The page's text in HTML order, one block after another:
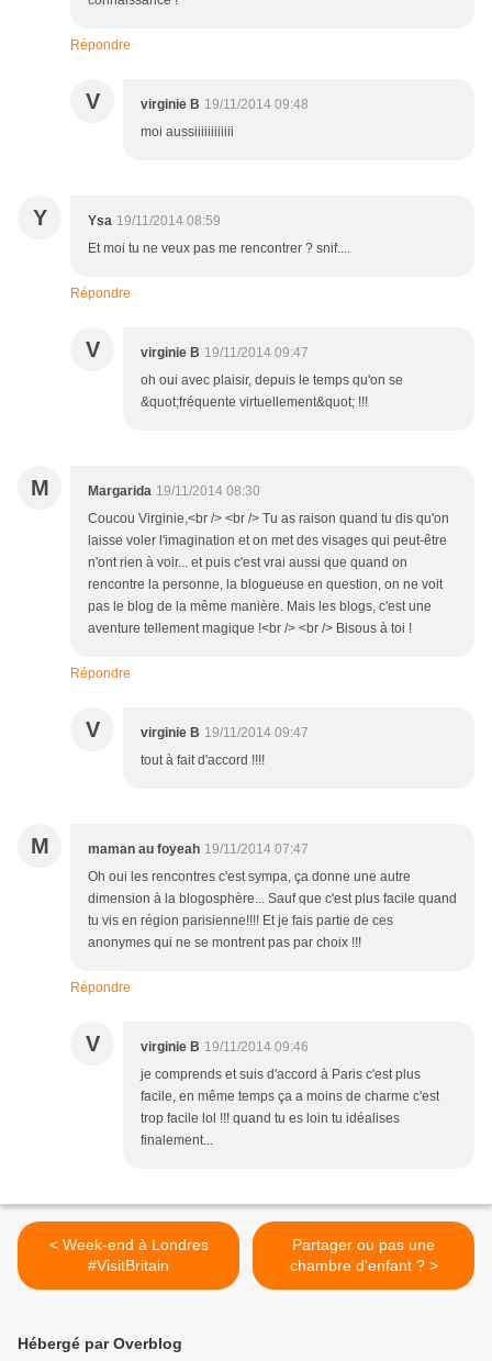
Répondre
V virginie B 19/11/2014 09:48
moi aussiiiiiiiiiiii
Y Ysa 19/11/2014 08:59
Et moi tu ne veux pas me rencontrer ? snif....
Répondre
V virginie B 19/11/2014 09:47
oh oui avec plaisir, depuis le temps qu'on se
&quot;fréquente virtuellement&quot; !!!
M Margarida 19/11/2014 08:30
Coucou Virginie,<br /> <br /> Tu as raison quand tu dis qu'on
laisse voler l'imagination et on met des visages qui peut-être
n'ont rien à voir... et puis c'est vrai aussi que quand on
rencontre la personne, la blogueuse en question, on ne voit
pas le blog de la même manière. Mais les blogs, c'est une
aventure tellement magique !<br /> <br /> Bisous à toi !
Répondre
V virginie B 19/11/2014 09:47
tout à fait d'accord !!!!
M maman au foyeah 19/11/2014 07:47
Oh oui les rencontres c'est sympa, ça donne une autre
dimension à la blogosphère... Sauf que c'est plus facile quand
tu vis en région parisienne!!!! Et je fais partie de ces
anonymes qui ne se montrent pas par choix !!!
Répondre
V virginie B 19/11/2014 09:46
je comprends et suis d'accord à Paris c'est plus
facile, en même temps ça a moins de charme c'est
trop facile lol !!! quand tu es loin tu idéalises
finalement...
< Week-end à Londres
#VisitBritain
Partager ou pas une
chambre d'enfant ? >
Hébergé par Overblog